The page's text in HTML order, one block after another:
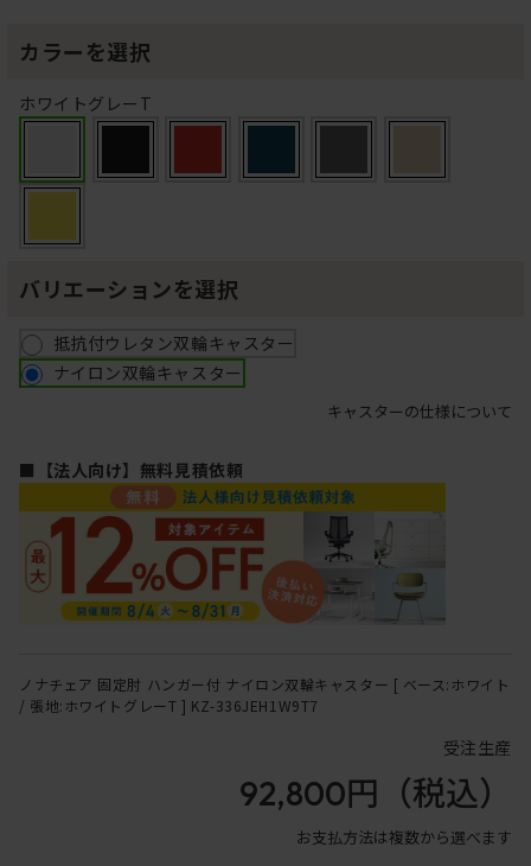
カラーを選択
ホワイトグレーT
バリエーションを選択
抵抗付ウレタン双輪キャスター
ナイロン双輪キャスター
キャスターの仕様について
■【法人向け】無料見積依頼
ノナチェア 固定肘 ハンガー付 ナイロン双輪キャスター [ ベース:ホワイト
/ 張地:ホワイトグレーT ] KZ-336JEH1W9T7
受注生産
92,800円 （税込）
お支払方法は複数から選べます